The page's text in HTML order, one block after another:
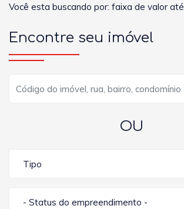
Você esta buscando por: faixa de valor até
Encontre seu imóvel
OU
Tipo
- Status do empreendimento -